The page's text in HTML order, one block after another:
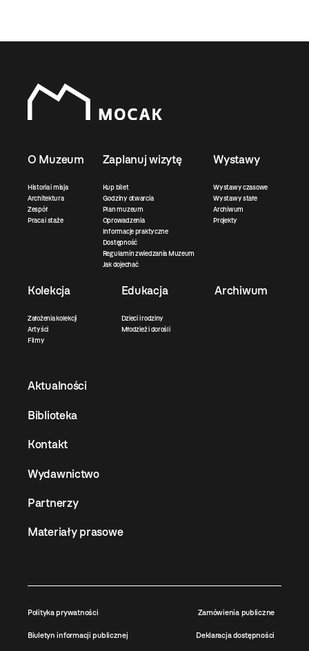
O Muzeum
Historia i misja
Architektura
Zespół
Praca i staże
Zaplanuj wizytę
Kup bilet
Godziny otwarcia
Plan muzeum
Oprowadzenia
Informacje praktyczne
Dostępność
Regulamin zwiedzania Muzeum
Jak dojechać
Wystawy
Wystawy czasowe
Wystawy stałe
Archiwum
Projekty
Kolekcja
Założenia kolekcji
Artyści
Filmy
Edukacja
Dzieci i rodziny
Młodzież i dorośli
Archiwum
Aktualności
Biblioteka
Kontakt
Wydawnictwo
Partnerzy
Materiały prasowe
Polityka prywatności Zamówienia publiczne
Biuletyn informacji publicznej Deklaracja dostępności